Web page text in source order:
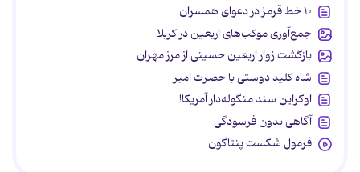
۱۰ خط قرمز در دعوای همسران
جمع‌آوری موکب‌های اربعین در کربلا
بازگشت زوار اربعین حسینی از مرز مهران
شاه کلید دوستی با حضرت امیر
اوکراین سند منگوله‌دار آمریکا!
آگاهی بدون فرسودگی
فرمول شکست پنتاگون